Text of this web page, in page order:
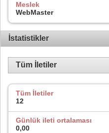
Meslek
WebMaster
İstatistikler
Tüm İletiler
Tüm İletiler
12
Günlük ileti ortalaması
0,00